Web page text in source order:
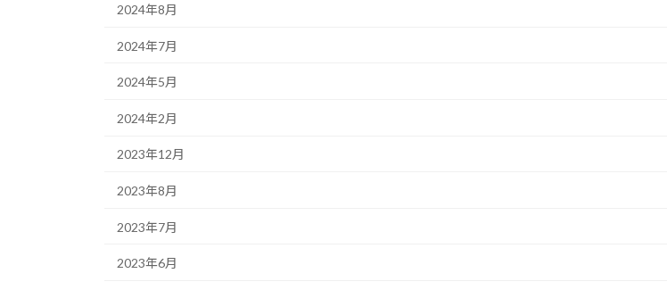
2024年8月
2024年7月
2024年5月
2024年2月
2023年12月
2023年8月
2023年7月
2023年6月